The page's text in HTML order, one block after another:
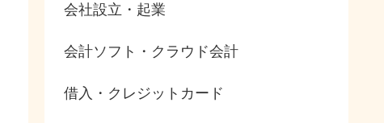
会社設立・起業
会計ソフト・クラウド会計
借入・クレジットカード